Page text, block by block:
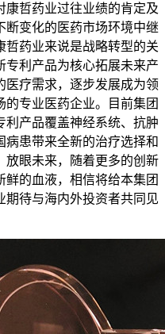
康哲药业过往业绩的肯定及
断变化的医药市场环境中继
哲药业来说是战略转型的关
专利产品为核心拓展未来产
医疗需求，逐步发展成为领
专业医药企业。目前集团
利产品覆盖神经系统、抗肿
患带来全新的治疗选择和
放眼未来，随着更多的创新
的血液，相信将给本集团
期待与海内外投资者共同见